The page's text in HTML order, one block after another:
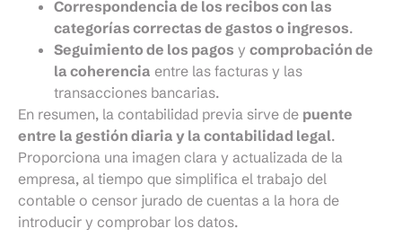
Correspondencia de los recibos con las
categorías correctas de gastos o ingresos.
Seguimiento de los pagos y comprobación de
la coherencia entre las facturas y las
transacciones bancarias.
En resumen, la contabilidad previa sirve de puente
entre la gestión diaria y la contabilidad legal.
Proporciona una imagen clara y actualizada de la
empresa, al tiempo que simplifica el trabajo del
contable o censor jurado de cuentas a la hora de
introducir y comprobar los datos.